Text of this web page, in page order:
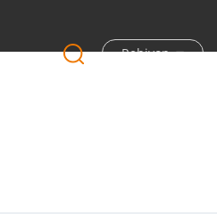
Rehiyon